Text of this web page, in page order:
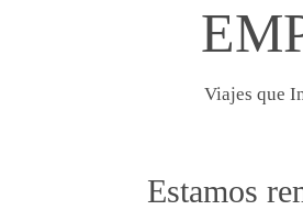
Viajes que
Estamos